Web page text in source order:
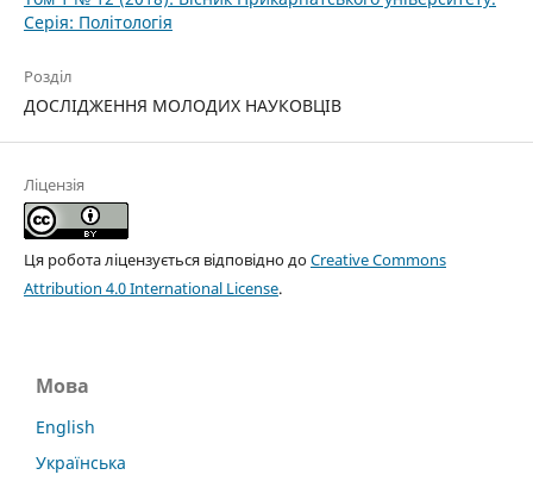
Серія: Політологія
Розділ
ДОСЛІДЖЕННЯ МОЛОДИХ НАУКОВЦІВ
Ліцензія
Ця робота ліцензується відповідно доCreative Commons
Attribution 4.0 International License.
Мова
English
Українська